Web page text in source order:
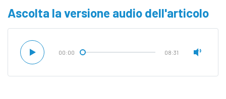
Ascolta la versione audio dell'articolo
00:00 08:31